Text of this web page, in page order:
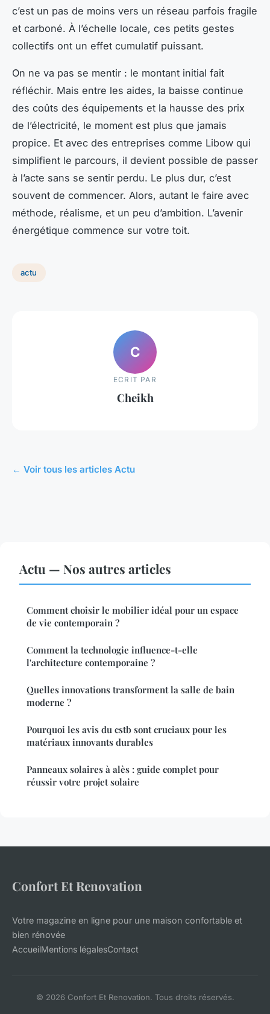
c’est un pas de moins vers un réseau parfois fragile
et carboné. À l’échelle locale, ces petits gestes
collectifs ont un effet cumulatif puissant.
On ne va pas se mentir : le montant initial fait
réfléchir. Mais entre les aides, la baisse continue
des coûts des équipements et la hausse des prix
de l’électricité, le moment est plus que jamais
propice. Et avec des entreprises comme Libow qui
simplifient le parcours, il devient possible de passer
à l’acte sans se sentir perdu. Le plus dur, c’est
souvent de commencer. Alors, autant le faire avec
méthode, réalisme, et un peu d’ambition. L’avenir
énergétique commence sur votre toit.
actu
C
ECRIT PAR
Cheikh
← Voir tous les articles Actu
Actu — Nos autres articles
Comment choisir le mobilier idéal pour un espace
de vie contemporain ?
Comment la technologie influence-t-elle
l'architecture contemporaine ?
Quelles innovations transforment la salle de bain
moderne ?
Pourquoi les avis du cstb sont cruciaux pour les
matériaux innovants durables
Panneaux solaires à alès : guide complet pour
réussir votre projet solaire
Confort Et Renovation
Votre magazine en ligne pour une maison confortable et
bien rénovée
AccueilMentions légalesContact
© 2026 Confort Et Renovation. Tous droits réservés.